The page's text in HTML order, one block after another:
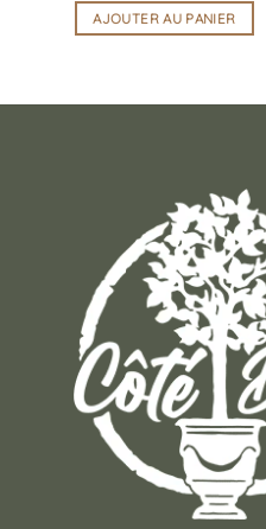
AJOUTER AU PANIER